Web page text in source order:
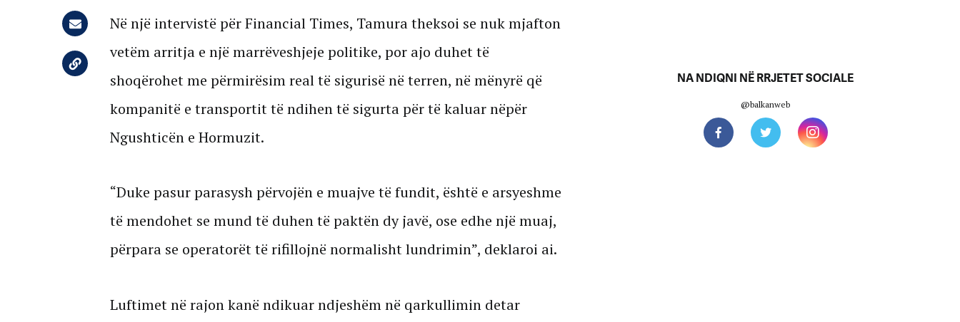
Në një intervistë për Financial Times, Tamura theksoi se nuk mjafton
vetëm arritja e një marrëveshjeje politike, por ajo duhet të
shoqërohet me përmirësim real të sigurisë në terren, në mënyrë që
kompanitë e transportit të ndihen të sigurta për të kaluar nëpër
Ngushticën e Hormuzit.
“Duke pasur parasysh përvojën e muajve të fundit, është e arsyeshme
të mendohet se mund të duhen të paktën dy javë, ose edhe një muaj,
përpara se operatorët të rifillojnë normalisht lundrimin”, deklaroi ai.
Luftimet në rajon kanë ndikuar ndjeshëm në qarkullimin detar
NA NDIQNI NË RRJETET SOCIALE
@balkanweb